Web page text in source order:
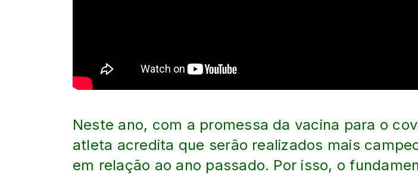
Neste ano, com a promessa da vacina para o
atleta acredita que serão realizados mais
em relação ao ano passado. Por isso, o